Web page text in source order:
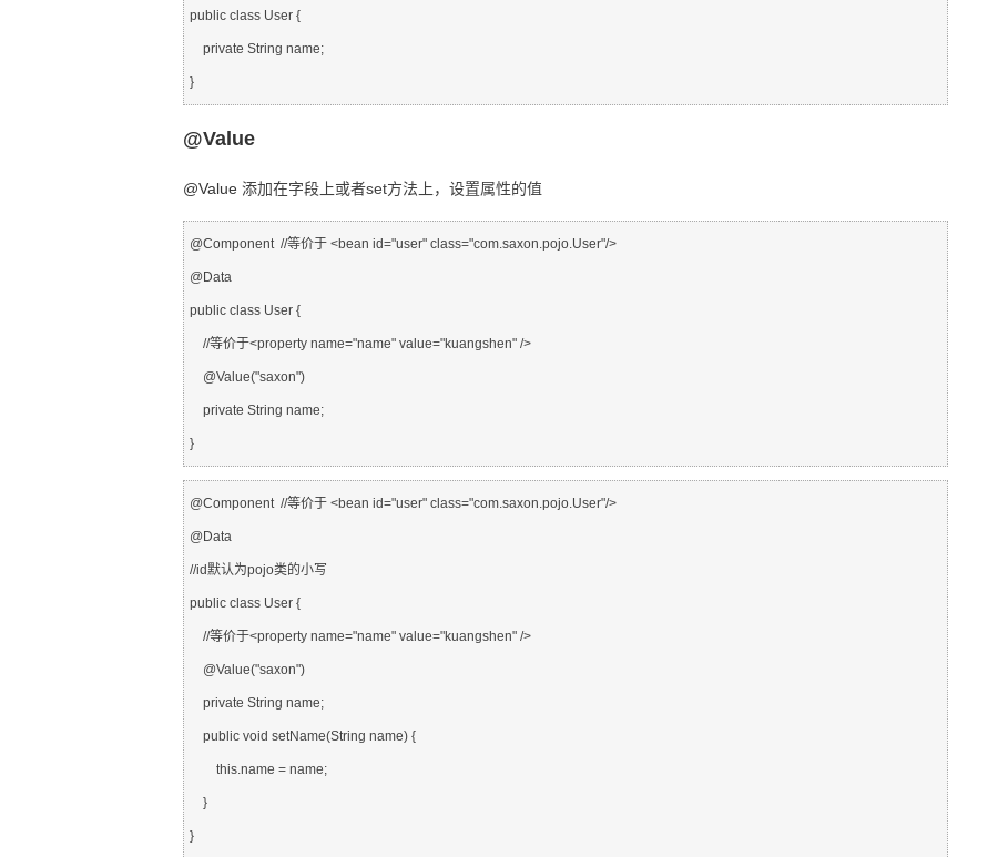
public class User {
}
@Value
@Value添加在字段上或者set方法上，设置属性的值
@Component  //等价于 <bean id="user" class="com.saxon.pojo.User"/>
@Data
public class User {
}
@Component  //等价于 <bean id="user" class="com.saxon.pojo.User"/>
@Data
//id默认为pojo类的小写
public class User {
}